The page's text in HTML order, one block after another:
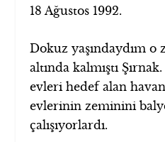
18 Ağustos 1992.
Dokuz yaşındaydım o
altında kalmıştı
evleri hedef alan
evlerinin zeminini
çalışıyorlardı.